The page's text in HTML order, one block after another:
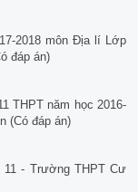
2018 môn Địa lí Lớp
đáp án)
THPT năm học 2016-
(Có đáp án)
- Trường THPT Cư